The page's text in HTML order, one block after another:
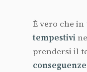
È vero che in
tempestivi
prendersi il
conseguenze